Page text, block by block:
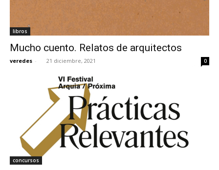
libros
Mucho cuento. Relatos de arquitectos
veredes - 21 diciembre, 2021 0
concursos